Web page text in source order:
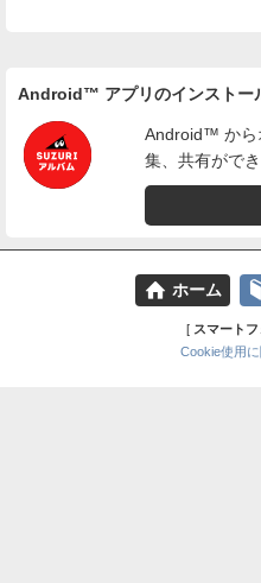
Android™ アプリのインストー
Android™ から
集、共有ができ
⌂ ホーム
[ スマート
Cookie使用